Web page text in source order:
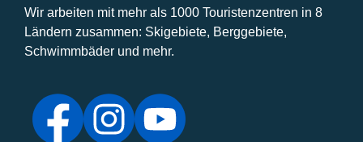
Wir arbeiten mit mehr als 1000 Touristenzentren in 8
Ländern zusammen: Skigebiete, Berggebiete,
Schwimmbäder und mehr.